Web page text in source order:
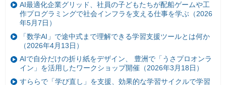
AI最適化企業グリッド、社員の子どもたちが配船ゲームや工
作プログラミングで社会インフラを支える仕事を学ぶ（2026
年5月7日）
「数学AI」で途中式まで理解できる学習支援ツールとは何か
（2026年4月13日）
AIで自分だけの折り紙をデザイン、 豊洲で「うさプロオンラ
イン」を活用したワークショップ開催（2026年3月18日）
すららで「学び直し」を支援、効果的な学習サイクルで学習